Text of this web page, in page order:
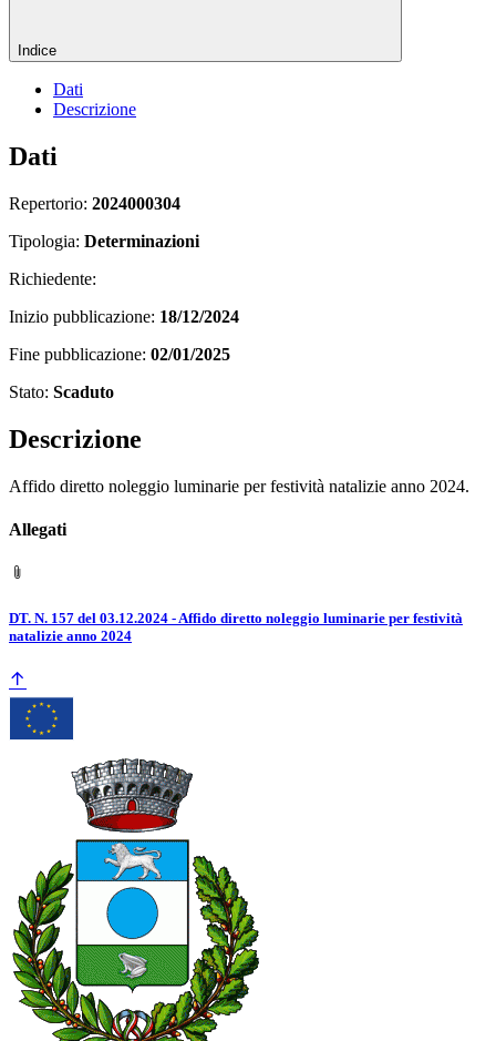
Indice
Dati
Descrizione
Dati
Repertorio: 2024000304
Tipologia: Determinazioni
Richiedente:
Inizio pubblicazione: 18/12/2024
Fine pubblicazione: 02/01/2025
Stato: Scaduto
Descrizione
Affido diretto noleggio luminarie per festività natalizie anno 2024.
Allegati
DT. N. 157 del 03.12.2024 - Affido diretto noleggio luminarie per festività
natalizie anno 2024